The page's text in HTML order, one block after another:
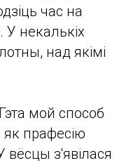
час на
некалькіх
над якімі
мой способ
прафесію
вёсцы з'явілася